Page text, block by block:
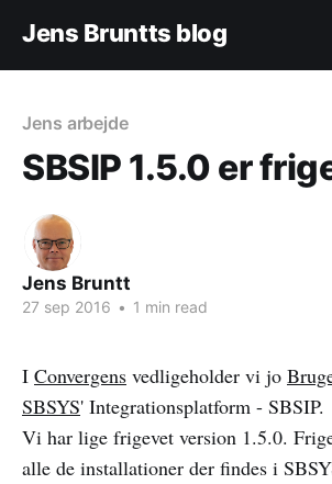
Jens Bruntts blog
Jens arbejde
SBSIP 1.5.0 er
Jens Bruntt
27 sep 2016 • 1 min read
I Convergens vedligeholder vi jo
SBSYS' Integrationsplatform - SBSIP.
Vi har lige frigevet version 1.5.0.
alle de installationer der findes i